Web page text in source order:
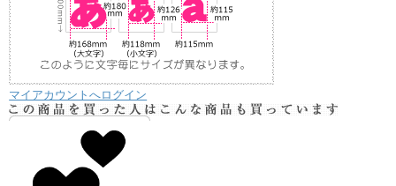
マイアカウントへログイン